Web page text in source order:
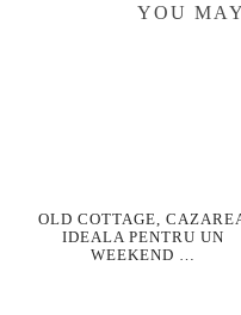
YOU
OLD COTTAGE,
IDEALA PENTRU UN
WEEKEND …